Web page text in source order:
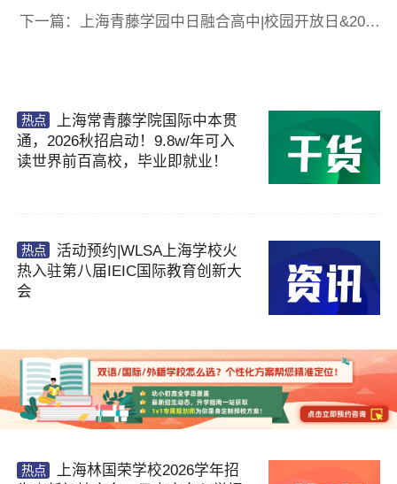
下一篇：上海青藤学园中日融合高中|校园开放日&2026年春季生招考公告
热点
上海常青藤学院国际中本贯
通，2026秋招启动！9.8w/年可入
读世界前百高校，毕业即就业！
热点
活动预约|WLSA上海学校火
热入驻第八届IEIC国际教育创新大
会
热点
上海林国荣学校2026学年招
已阅读并同意《用户隐私政策》
为了更好地为您提供选校咨询、生涯规划、留
政策》
×